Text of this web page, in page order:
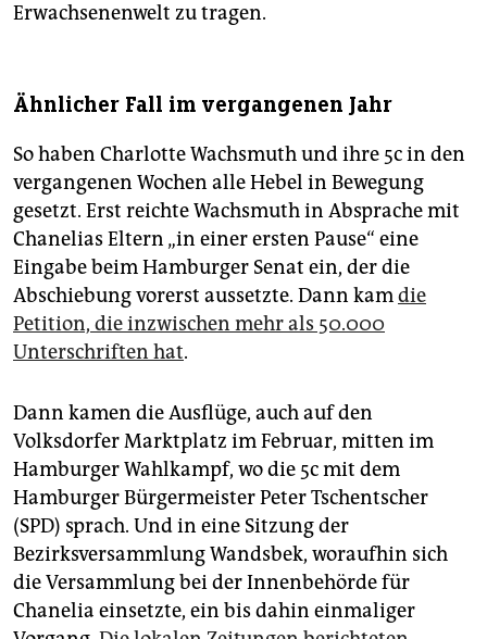
Erwachsenenwelt zu tragen.
Ähnlicher Fall im vergangenen Jahr
So haben Charlotte Wachsmuth und ihre 5c in den
vergangenen Wochen alle Hebel in Bewegung
gesetzt. Erst reichte Wachsmuth in Absprache mit
Chanelias Eltern „in einer ersten Pause“ eine
Eingabe beim Hamburger Senat ein, der die
Abschiebung vorerst aussetzte. Dann kamdie
Petition, die inzwischen mehr als 50.000
Unterschriften hat.
Dann kamen die Ausflüge, auch auf den
Volksdorfer Marktplatz im Februar, mitten im
Hamburger Wahlkampf, wo die 5c mit dem
Hamburger Bürgermeister Peter Tschentscher
(SPD) sprach. Und in eine Sitzung der
Bezirksversammlung Wandsbek, woraufhin sich
die Versammlung bei der Innenbehörde für
Chanelia einsetzte, ein bis dahin einmaliger